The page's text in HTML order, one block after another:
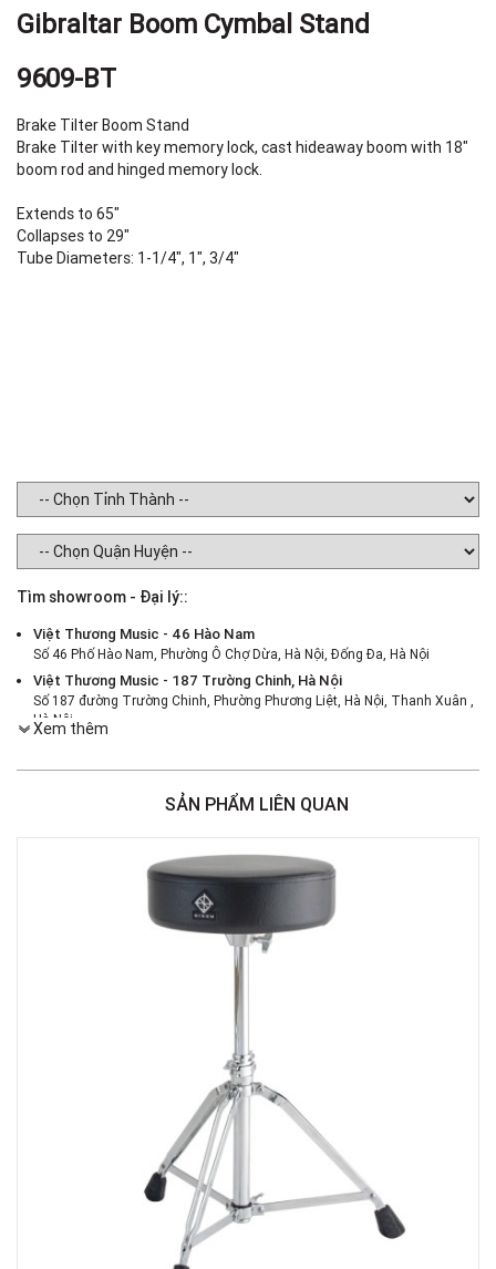
Gibraltar Boom Cymbal Stand
9609-BT
Brake Tilter Boom Stand
Brake Tilter with key memory lock, cast hideaway boom with 18"
boom rod and hinged memory lock.
Extends to 65"
Collapses to 29"
Tube Diameters: 1-1/4", 1", 3/4"
Tìm showroom - Đại lý::
Việt Thương Music - 46 Hào Nam
Số 46 Phố Hào Nam, Phường Ô Chợ Dừa, Hà Nội, Đống Đa, Hà Nội
Việt Thương Music - 187 Trường Chinh, Hà Nội
Số 187 đường Trường Chinh, Phường Phương Liệt, Hà Nội, Thanh Xuân ,
Hà Nội
386 Cách Mạng Tháng Tám, Phường Nhiêu Lộc, TPHCM, Quận 3, Hồ Chí
Việt Thương Music - 369 Điện Biên Phủ
Việt Thương Music - 180 Võ Thị Sáu
180B Võ Thị Sáu, Phường Xuân Hòa, TPHCM, Quận 3, Hồ Chí Minh
Việt Thương Music - Crescent Mall
6F-01 Tầng 6 Trung Tâm Thương Mại Crescent Mall, 101 Tôn Dật Tiên,
Phường Tân Mỹ, TPHCM, Quận 7, Hồ Chí Minh
Việt Thương Music - 49E Phan Đăng Lưu
49E Phan Đăng Lưu, Phường Bình Thạnh, TPHCM, Quận Bình Thạnh, Hồ
Việt Thương Music - Phường Gò Vấp
11 Đường số 3, Khu dân cư Cityland Park Hill, Phường Gò Vấp, TPHCM,
Việt Thương Music - 442 Lũy Bán Bích
442 Lũy Bán Bích, Phường Tân Phú, TPHCM, Quận Tân Phú, Hồ Chí Minh
Việt Thương Music - 12 Quốc Hương
Tầng G, Tòa nhà Thảo Điền Pearl, 12 Quốc Hương, Phường An Khánh,
TPHCM, Quận 2, Hồ Chí Minh
Việt Thương Music - 357 Cộng Hòa
357 Cộng Hòa, Phường Tân Bình, TPHCM, Quận Tân Bình, Hồ Chí Minh
Việt Thương Music - 6F Ngô Thời Nhiệm
Xem thêm
SẢN PHẨM LIÊN QUAN